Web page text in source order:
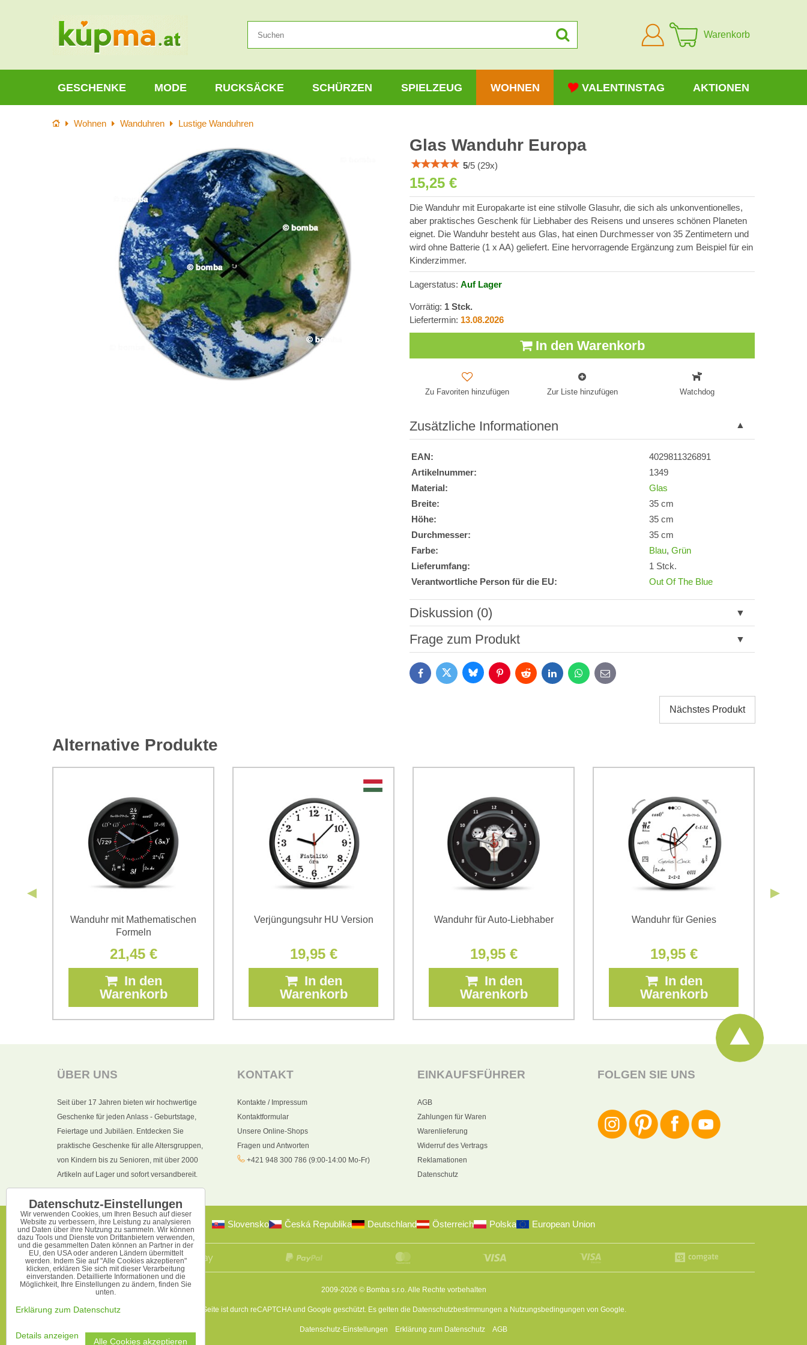
Anmelden
Warenkorb
GESCHENKE MODE RUCKSÄCKE SCHÜRZEN SPIELZEUG WOHNEN VALENTINSTAG AKTIONEN
StartseiteWohnen Wanduhren Lustige Wanduhren
Glas Wanduhr Europa
5/5 (29x)
15,25 €
Die Wanduhr mit Europakarte ist eine stilvolle Glasuhr, die sich als unkonventionelles,
aber praktisches Geschenk für Liebhaber des Reisens und unseres schönen Planeten
eignet. Die Wanduhr besteht aus Glas, hat einen Durchmesser von 35 Zentimetern und
wird ohne Batterie (1 x AA) geliefert. Eine hervorragende Ergänzung zum Beispiel für ein
Kinderzimmer.
Lagerstatus: Auf Lager
Vorrätig: 1 Stck.
Liefertermin: 13.08.2026
In den Warenkorb
Zu Favoriten hinzufügen Zur Liste hinzufügen Watchdog
Zusätzliche Informationen
EAN:
4029811326891
Artikelnummer:
1349
Material:
Glas
Breite:
35 cm
Höhe:
35 cm
Durchmesser:
35 cm
Farbe:
Blau, Grün
Lieferumfang:
1 Stck.
Verantwortliche Person für die EU:
Out Of The Blue
Diskussion (0)
Neuer Kommentar
Daten zum Zwecke der Absendung einverstanden. Ich habe
(Erforderlich)
Frage zum Produkt
FacebookTwitter BlueskyPinterestReddit LinkedInWhatsApp
E-
mail
Nächstes Produkt
Alternative Produkte
Wanduhr mit Mathematischen
Formeln
21,45 €
In den
Warenkorb
Verjüngungsuhr HU Version
19,95 €
In den
Warenkorb
Wanduhr für Auto-Liebhaber
19,95 €
In den
Warenkorb
Wanduhr für Genies
19,95 €
In den
Warenkorb
ÜBER UNS
Seit über 17 Jahren bieten wir hochwertige
Geschenke für jeden Anlass - Geburtstage,
Feiertage und Jubiläen. Entdecken Sie
praktische Geschenke für alle Altersgruppen,
von Kindern bis zu Senioren, mit über 2000
Artikeln auf Lager und sofort versandbereit.
KONTAKT
Kontakte / Impressum
Kontaktformular
Unsere Online-Shops
Fragen und Antworten
+421 948 300 786 (9:00-14:00 Mo-Fr)
EINKAUFSFÜHRER
AGB
Zahlungen für Waren
Warenlieferung
Widerruf des Vertrags
Reklamationen
Datenschutz
FOLGEN SIE UNS
Slovensko Česká Republika Deutschland Österreich Polska European Union
2009-2026 © Bomba s.r.o.Alle Rechte vorbehalten
Diese Seite ist durch reCAPTCHA und Google geschützt. Es gelten die Datenschutzbestimmungen a Nutzungsbedingungen von Google.
Datenschutz-Einstellungen Erklärung zum Datenschutz AGB
Datenschutz-Einstellungen
Wir verwenden Cookies, um Ihren Besuch auf dieser
Website zu verbessern, ihre Leistung zu analysieren
und Daten über ihre Nutzung zu sammeln. Wir können
dazu Tools und Dienste von Drittanbietern verwenden,
und die gesammelten Daten können an Partner in der
EU, den USA oder anderen Ländern übermittelt
werden. Indem Sie auf "Alle Cookies akzeptieren"
klicken, erklären Sie sich mit dieser Verarbeitung
einverstanden. Detaillierte Informationen und die
Möglichkeit, Ihre Einstellungen zu ändern, finden Sie
unten.
Erklärung zum Datenschutz
Details anzeigen
Alle Cookies akzeptieren